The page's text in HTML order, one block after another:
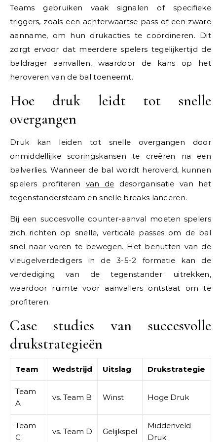
Teams gebruiken vaak signalen of specifieke
triggers, zoals een achterwaartse pass of een zware
aanname, om hun drukacties te coördineren. Dit
zorgt ervoor dat meerdere spelers tegelijkertijd de
baldrager aanvallen, waardoor de kans op het
heroveren van de bal toeneemt.
Hoe druk leidt tot snelle
overgangen
Druk kan leiden tot snelle overgangen door
onmiddellijke scoringskansen te creëren na een
balverlies. Wanneer de bal wordt heroverd, kunnen
spelers profiteren van de desorganisatie van het
tegenstandersteam en snelle breaks lanceren.
Bij een succesvolle counter-aanval moeten spelers
zich richten op snelle, verticale passes om de bal
snel naar voren te bewegen. Het benutten van de
vleugelverdedigers in de 3-5-2 formatie kan de
verdediging van de tegenstander uitrekken,
waardoor ruimte voor aanvallers ontstaat om te
profiteren.
Case studies van succesvolle
drukstrategieën
Team Wedstrijd Uitslag Drukstrategie
Team
A
vs. Team B Winst Hoge Druk
Team
C
vs. Team D Gelijkspel
Middenveld
Druk